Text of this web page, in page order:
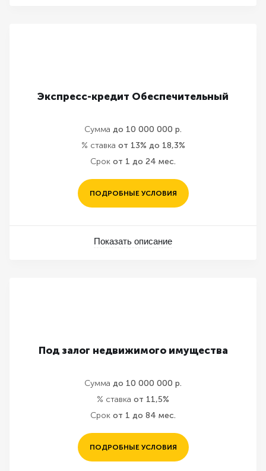
Экспресс-кредит Обеспечительный
Сумма до 10 000 000 р.
% ставка от 13% до 18,3%
Срок от 1 до 24 мес.
ПОДРОБНЫЕ УСЛОВИЯ
Показать описание
Под залог недвижимого имущества
Сумма до 10 000 000 р.
% ставка от 11,5%
Срок от 1 до 84 мес.
ПОДРОБНЫЕ УСЛОВИЯ